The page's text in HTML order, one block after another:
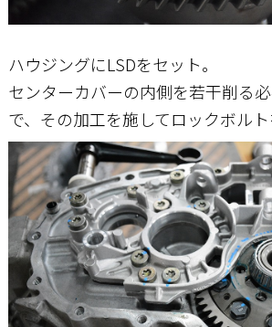
ハウジングにLSDをセット。
センターカバーの内側を若干削る
で、その加工を施してロックボルト